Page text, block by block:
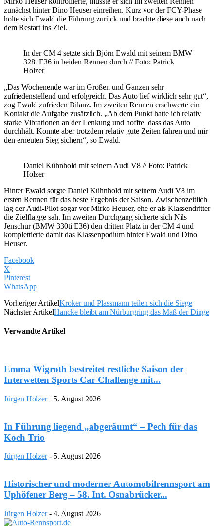
zunächst hinter Dino Heuser einreihen. Kurz vor der FCY-Phase
holte sich Ewald die Führung zurück und brachte diese auch nach
dem Restart ins Ziel.
In der CM 4 setzte sich Björn Ewald mit seinem BMW
328i E36 in beiden Rennen durch // Foto: Patrick
Holzer
„Das Wochenende war im Großen und Ganzen sehr
zufriedenstellend und erfolgreich. Das Auto lief wirklich sehr gut“,
zog Ewald zufrieden Bilanz. Im zweiten Rennen erschwerte ein
Kontakt die Aufgabe zusätzlich. „Ab dem Punkt hatte ich relativ
starke Vibrationen an der Lenkung und hoffte, dass das Auto
durchhält. Konnte aber trotzdem relativ gute Zeiten fahren und mir
den erneuten Sieg sichern“, so Ewald.
Daniel Kühnhold mit seinem Audi V8 // Foto: Patrick
Holzer
Hinter Ewald sorgte Daniel Kühnhold mit seinem Audi V8 im
ersten Rennen für das beste Ergebnis der Saison. Zwischenzeitlich
lag der Audi-Pilot sogar vor Mirko Heuser, ehe er als Klassendritter
die Zielflagge sah. Im zweiten Durchgang sicherte sich Nils
Jenschur (BMW 330ti E36) den dritten Platz in der CM 4 und
komplettierte damit das Klassenpodium hinter Ewald und Dino
Heuser.
Facebook
X
Pinterest
WhatsApp
Vorheriger ArtikelKroker und Plassmann teilen sich die Siege
Nächster ArtikelHancke bleibt am Nürburgring das Maß der Dinge
Verwandte Artikel
Emma Wigroth bestreitet restliche Saison der
Interwetten Sports Car Challenge mit...
Jürgen Holzer - 5. August 2026
In Führung liegend „abgeräumt“ – Pech für das
Koch Trio
Jürgen Holzer - 5. August 2026
Historischer und moderner Automobilrennsport am
Uphöfener Berg – 58. Int. Osnabrücker...
Jürgen Holzer - 4. August 2026